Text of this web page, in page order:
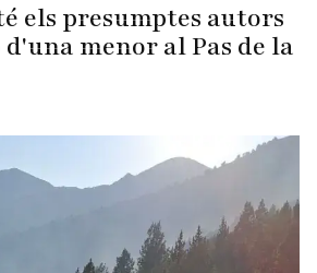
els presumptes autors
menor al Pas de la